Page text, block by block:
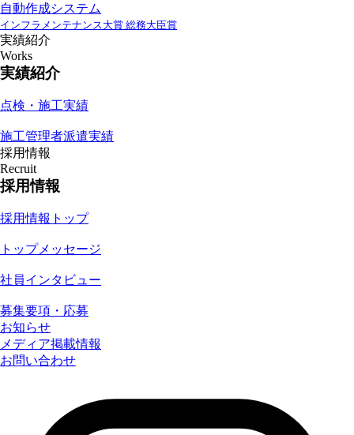
自動作成システム
インフラメンテナンス大賞 総務大臣賞
実績紹介
Works
実績紹介
点検・施工実績
施工管理者派遣実績
採用情報
Recruit
採用情報
採用情報トップ
トップメッセージ
社員インタビュー
募集要項・応募
お知らせ
メディア掲載情報
お問い合わせ